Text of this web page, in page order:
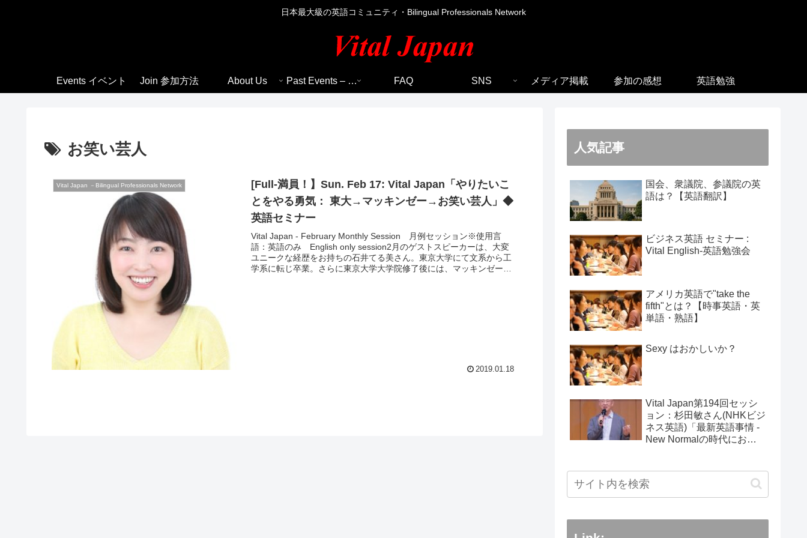
日本最大級の英語コミュニティ・Bilingual Professionals Network
Events イベント Join 参加方法 About Us Past Events – 過去のイベント FAQ SNS メディア掲載 参加の感想 英語勉強
お笑い芸人
Vital Japan －Bilingual Professionals Network
[Full-満員！】Sun. Feb 17: Vital Japan「やりたいこ
とをやる勇気： 東大→マッキンゼー→お笑い芸人」◆
英語セミナー
Vital Japan - February Monthly Session 月例セッション※使用言
語：英語のみ English only session2月のゲストスピーカーは、大変
ユニークな経歴をお持ちの石井てる美さん。東京大学にて文系から工
学系に転じ卒業。さらに東京大学大学院修了後には、マッキンゼーに
2019.01.18
人気記事
国会、衆議院、参議院の英
語は？【英語翻訳】
ビジネス英語 セミナー :
Vital English-英語勉強会
アメリカ英語で"take the
fifth"とは？【時事英語・英
単語・熟語】
Sexy はおかしいか？
Vital Japan第194回セッシ
ョン：杉田敏さん(NHKビジ
ネス英語)「最新英語事情 -
New Normalの時代におけ